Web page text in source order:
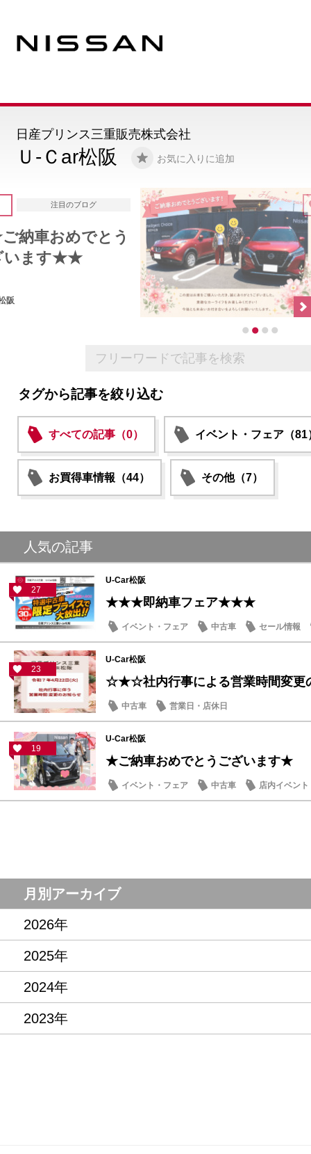
Ｕ-Ｃar松阪 お気に入りに追加
日産プリンス三重販売株式会社
注目のブログ
★★ご納車おめでとう
ございます★★
タグから記事を絞り込む
すべての記事（0） イベント・フェア（81
お買得車情報（44） その他（7）
人気の記事
27
U-Car松阪
★★★即納車フェア★★★
イベント・フェア 中古車 セール情報
23
U-Car松阪
☆★☆社内行事による営業時間変
中古車 営業日・店休日
19
U-Car松阪
★ご納車おめでとうございます★
イベント・フェア 中古車 店内イベント
月別アーカイブ
2026年
2025年
2024年
2023年